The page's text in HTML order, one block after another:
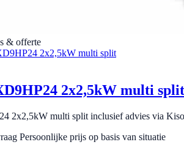
& offerte
2x2,5kW multi split
2x2,5kW multi split
2x2,5kW multi split inclusief advies via
Persoonlijke prijs op basis van situatie